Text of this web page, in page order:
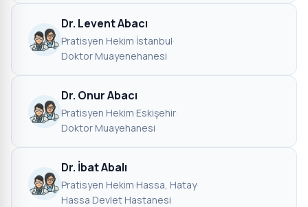
Dr. Levent Abacı
Pratisyen Hekim·İstanbul·
Doktor Muayenehanesi
Dr. Onur Abacı
Pratisyen Hekim·Eskişehir·
Doktor Muayehanesi
Dr. İbat Abalı
Pratisyen Hekim·Hassa, Hatay·
Hassa Devlet Hastanesi